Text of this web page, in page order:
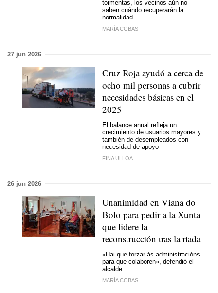
tormentas, los vecinos aún no
saben cuándo recuperarán la
normalidad
MARÍA COBAS
27 jun 2026
Cruz Roja ayudó a cerca de
ocho mil personas a cubrir
necesidades básicas en el
2025
El balance anual refleja un
crecimiento de usuarios mayores y
también de desempleados con
necesidad de apoyo
FINA ULLOA
26 jun 2026
Unanimidad en Viana do
Bolo para pedir a la Xunta
que lidere la
reconstrucción tras la riada
«Hai que forzar ás administracións
para que colaboren», defendió el
alcalde
MARÍA COBAS